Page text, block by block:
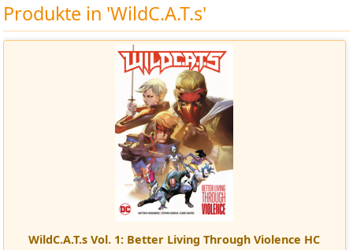
Produkte in 'WildC.A.T.s'
WildC.A.T.s Vol. 1: Better Living Through Violence HC